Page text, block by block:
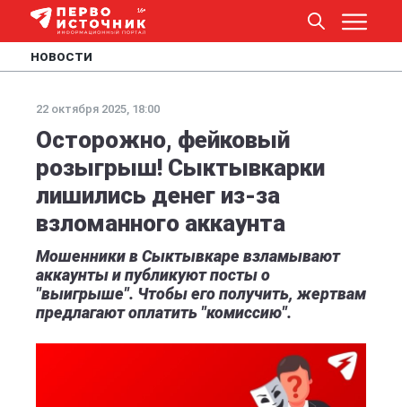
НОВОСТИ
22 октября 2025, 18:00
Осторожно, фейковый
розыгрыш! Сыктывкарки
лишились денег из-за
взломанного аккаунта
Мошенники в Сыктывкаре взламывают
аккаунты и публикуют посты о
"выигрыше". Чтобы его получить, жертвам
предлагают оплатить "комиссию".